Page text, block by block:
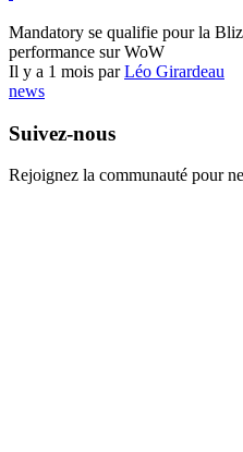
Mandatory se qualifie pour la
performance sur WoW
Il y a 1 mois parLéo Girardeau
news
Suivez-nous
Rejoignez la communauté pour